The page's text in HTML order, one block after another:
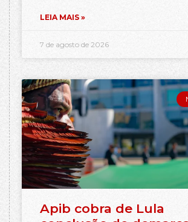
LEIA MAIS »
7 de agosto de 2026
Apib cobra de Lula